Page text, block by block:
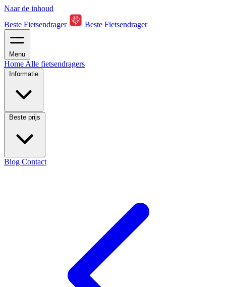
Naar de inhoud
Beste Fietsendrager
Beste Fietsendrager
Menu
Home Alle fietsendragers
Informatie
Beste prijs
Blog Contact